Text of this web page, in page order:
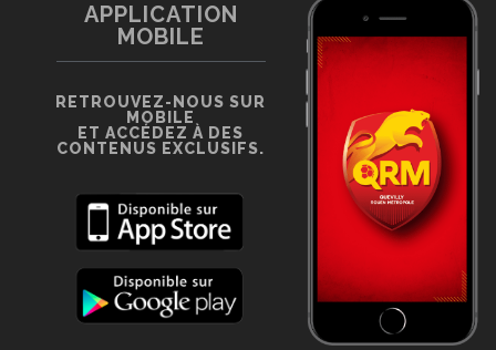
APPLICATION
MOBILE
RETROUVEZ-NOUS SUR
MOBILE
ET ACCÉDEZ À DES
CONTENUS EXCLUSIFS.